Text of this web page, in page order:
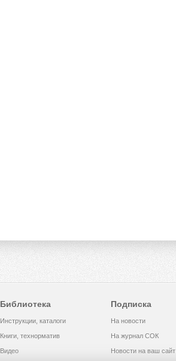
Библиотека
Инструкции, каталоги
Книги, технорматив
Видео
Подписка
На новости
На журнал СОК
Новости на ваш сайт